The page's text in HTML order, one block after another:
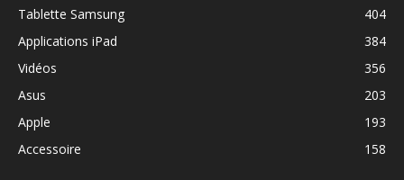
Tablette Samsung
404
Applications iPad
384
Vidéos
356
Asus
203
Apple
193
Accessoire
158